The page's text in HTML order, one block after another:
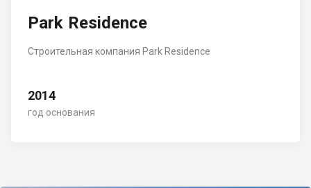
Park Residence
Строительная компания Park Residence
2014
год основания